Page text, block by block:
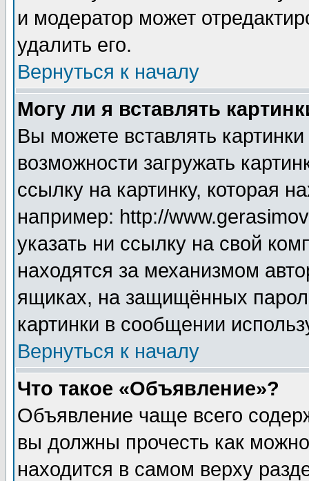
и модератор может
удалить его.
Вернуться к началу
Могу ли я вставлять
Вы можете вставлять
возможности загружать
ссылку на картинку, которая
например: http://
указать ни ссылку на свой
находятся за механизмом
ящиках, на защищённых
картинки в сообщении
Вернуться к началу
Что такое «Объявление»?
Объявление чаще всего
вы должны прочесть как
находится в самом верху